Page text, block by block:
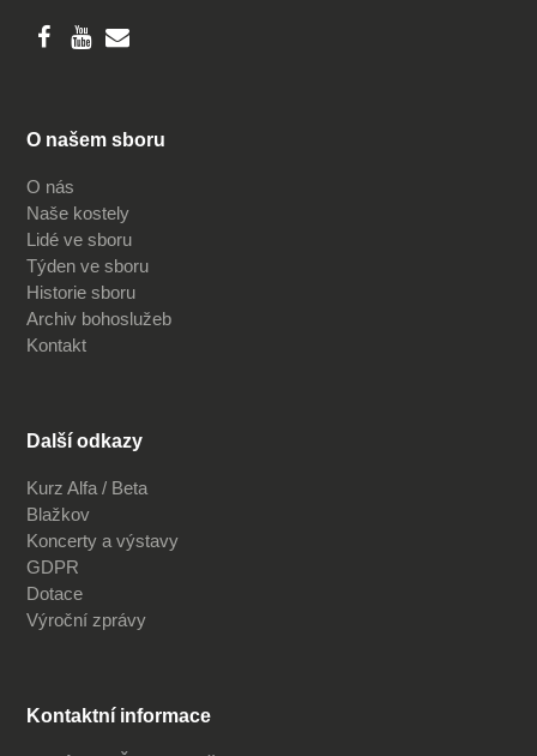
O našem sboru
O nás
Naše kostely
Lidé ve sboru
Týden ve sboru
Historie sboru
Archiv bohoslužeb
Kontakt
Další odkazy
Kurz Alfa / Beta
Blažkov
Koncerty a výstavy
GDPR
Dotace
Výroční zprávy
Kontaktní informace